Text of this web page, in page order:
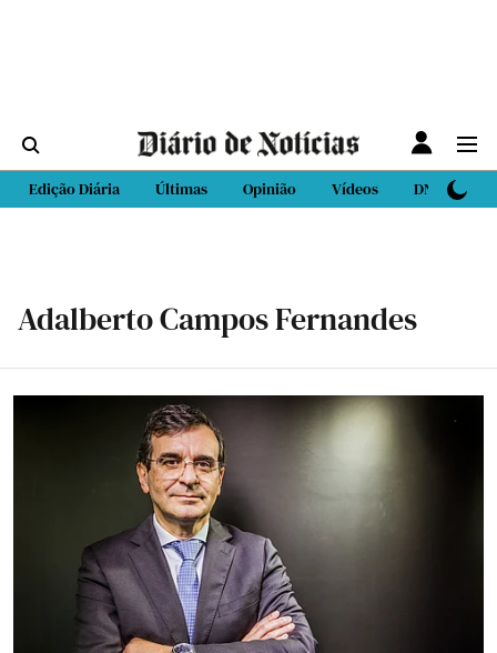
Edição Diária Últimas Opinião Vídeos DN Sport
Adalberto Campos Fernandes